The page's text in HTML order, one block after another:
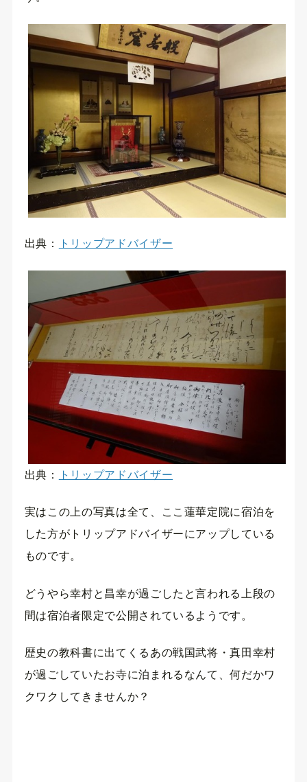
出典： トリップアドバイザー
出典： トリップアドバイザー
実はこの上の写真は全て、ここ蓮華定院に宿泊を
した方がトリップアドバイザーにアップしている
ものです。
どうやら幸村と昌幸が過ごしたと言われる上段の
間は宿泊者限定で公開されているようです。
歴史の教科書に出てくるあの戦国武将・真田幸村
が過ごしていたお寺に泊まれるなんて、何だかワ
クワクしてきませんか？